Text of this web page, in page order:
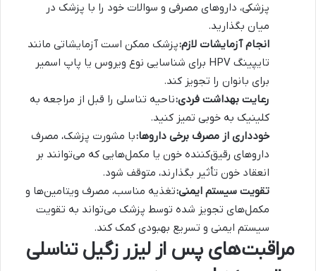
پزشکی، داروهای مصرفی و سوالات خود را با پزشک در
میان بگذارید.
انجام آزمایشات لازم:پزشک ممکن است آزمایشاتی مانند
تایپینگ HPV برای شناسایی نوع ویروس یا پاپ اسمیر
برای بانوان را تجویز کند.
رعایت بهداشت فردی:ناحیه تناسلی را قبل از مراجعه به
کلینیک به خوبی تمیز کنید.
خودداری از مصرف برخی داروها:با مشورت پزشک، مصرف
داروهای رقیق‌کننده خون یا مکمل‌هایی که می‌توانند بر
انعقاد خون تأثیر بگذارند، متوقف شود.
تقویت سیستم ایمنی:تغذیه مناسب، مصرف ویتامین‌ها و
مکمل‌های تجویز شده توسط پزشک می‌تواند به تقویت
سیستم ایمنی و تسریع بهبودی کمک کند.
مراقبت‌های پس از لیزر زگیل تناسلی